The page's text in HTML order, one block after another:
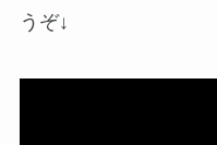
うぞ↓